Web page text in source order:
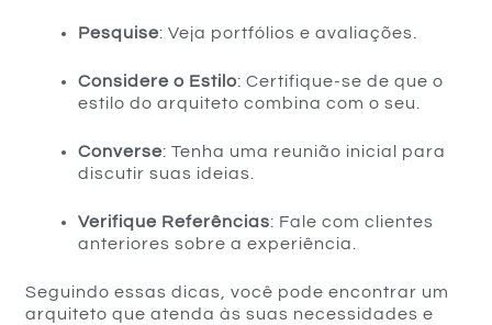
Pesquise: Veja portfólios e avaliações.
Considere o Estilo: Certifique-se de que o
estilo do arquiteto combina com o seu.
Converse: Tenha uma reunião inicial para
discutir suas ideias.
Verifique Referências: Fale com clientes
anteriores sobre a experiência.
Seguindo essas dicas, você pode encontrar um
arquiteto que atenda às suas necessidades e